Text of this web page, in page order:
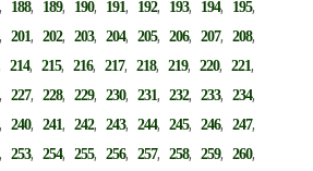
, 188, 189, 190, 191, 192, 193, 194, 195,
,201,202,203,204,205,206,207,208,
214,215,216,217,218,219,220,221,
,227,228,229,230,231,232,233,234,
,240,241,242,243,244,245,246,247,
,253,254,255,256,257,258,259,260,